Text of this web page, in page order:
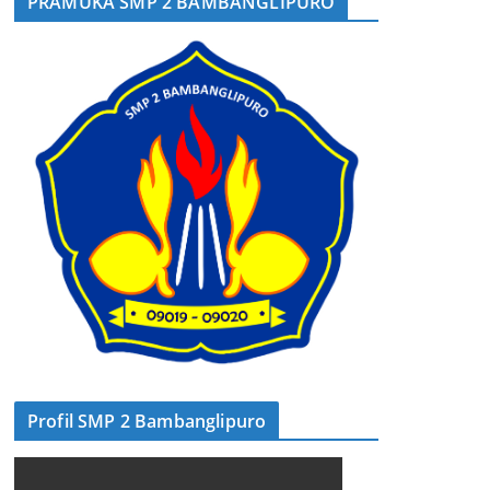
Profil SMP 2 Bambanglipuro